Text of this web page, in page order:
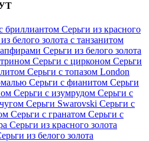
бриллиантом Серьги из красного
белого золота с танзанитом
Серьги из белого золота
Серьги с цирконом Серьги
Серьги с топазом London
Серьги с фианитом Серьги
Серьги с изумрудом Серьги с
Серьги Swarovski Серьги с
Серьги с гранатом Серьги с
Серьги из красного золота
из белого золота